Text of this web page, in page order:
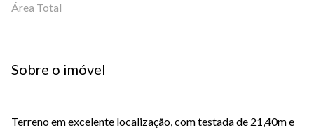
Área Total
Sobre o imóvel
Terreno em excelente localização, com testada de 21,40m e